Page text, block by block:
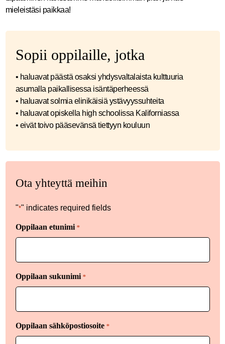
mieleistäsi paikkaa!
Sopii oppilaille, jotka
• haluavat päästä osaksi yhdysvaltalaista kulttuuria
asumalla paikallisessa isäntäperheessä
• haluavat solmia elinikäisiä ystävyyssuhteita
• haluavat opiskella high schoolissa Kaliforniassa
• eivät toivo pääsevänsä tiettyyn kouluun
Ota yhteyttä meihin
"*" indicates required fields
Oppilaan etunimi *
Oppilaan sukunimi *
Oppilaan sähköpostiosoite *